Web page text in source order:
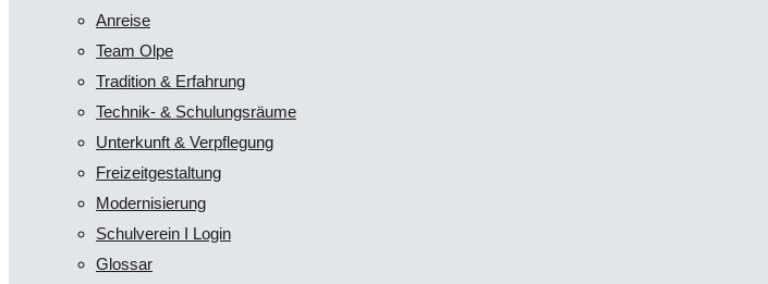
Anreise
Team Olpe
Tradition & Erfahrung
Technik- & Schulungsräume
Unterkunft & Verpflegung
Freizeitgestaltung
Modernisierung
Schulverein I Login
Glossar